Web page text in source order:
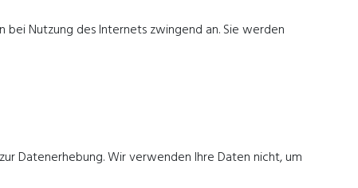
Nutzung des Internets zwingend an. Sie werden
Datenerhebung. Wir verwenden Ihre Daten nicht, um